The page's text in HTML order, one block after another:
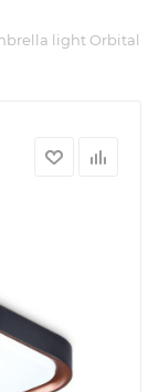
light Orbital